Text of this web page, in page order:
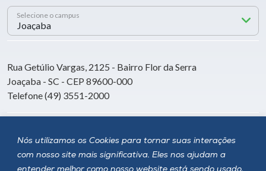
Nós utilizamos os Cookies para tornar suas interações
com nosso site mais significativa. Eles nos ajudam a
entender melhor como nosso website está sendo usado,
Selecione o campus
Rua Getúlio Vargas, 2125 - Bairro Flor da Serra
Joaçaba - SC - CEP 89600-000
Telefone (49) 3551-2000
Siga a Unoesc